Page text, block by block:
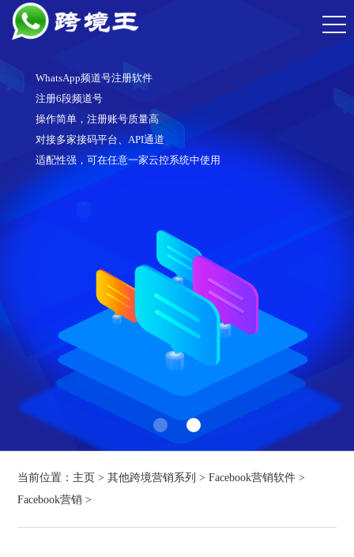
WhatsApp频道号注册软件
注册6段频道号
操作简单，注册账号质量高
对接多家接码平台、API通道
适配性强，可在任意一家云控系统中使用
当前位置： 主页 >其他跨境营销系列 >Facebook营销软件 >
Facebook营销 >